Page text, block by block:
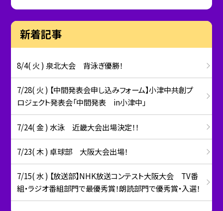
新着記事
8/4( 火 ) 泉北大会 背泳ぎ優勝！
7/28( 火 ) 【中間発表会申し込みフォーム】小津中共創プ
ロジェクト発表会「中間発表 in小津中」
7/24( 金 ) 水泳 近畿大会出場決定！！
7/23( 木 ) 卓球部 大阪大会出場！
7/15( 水 ) 【放送部】NHK放送コンテスト大阪大会 TV番
組・ラジオ番組部門で最優秀賞！朗読部門で優秀賞・入選！